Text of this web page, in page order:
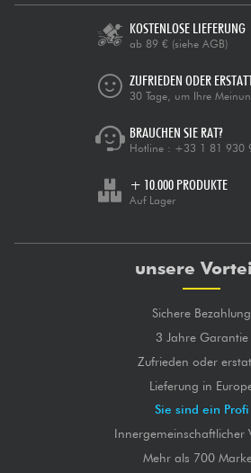
KOSTENLOSE LIEFERUNG
ab 89 € (siehe AGB)
ZUFRIEDEN ODER
30 Tage, um Ihre
BRAUCHEN SIE RAT?
Hotline : +33 1 81 930
+ 10.000 PRODUKTE
Auf Lager
unsere
Sichere Bezahlung
3 Jahre Garantie
Zufrieden oder
Lieferung in
Sie sind ein Profi
Innergemeinschaftlicher
Mehr als 700